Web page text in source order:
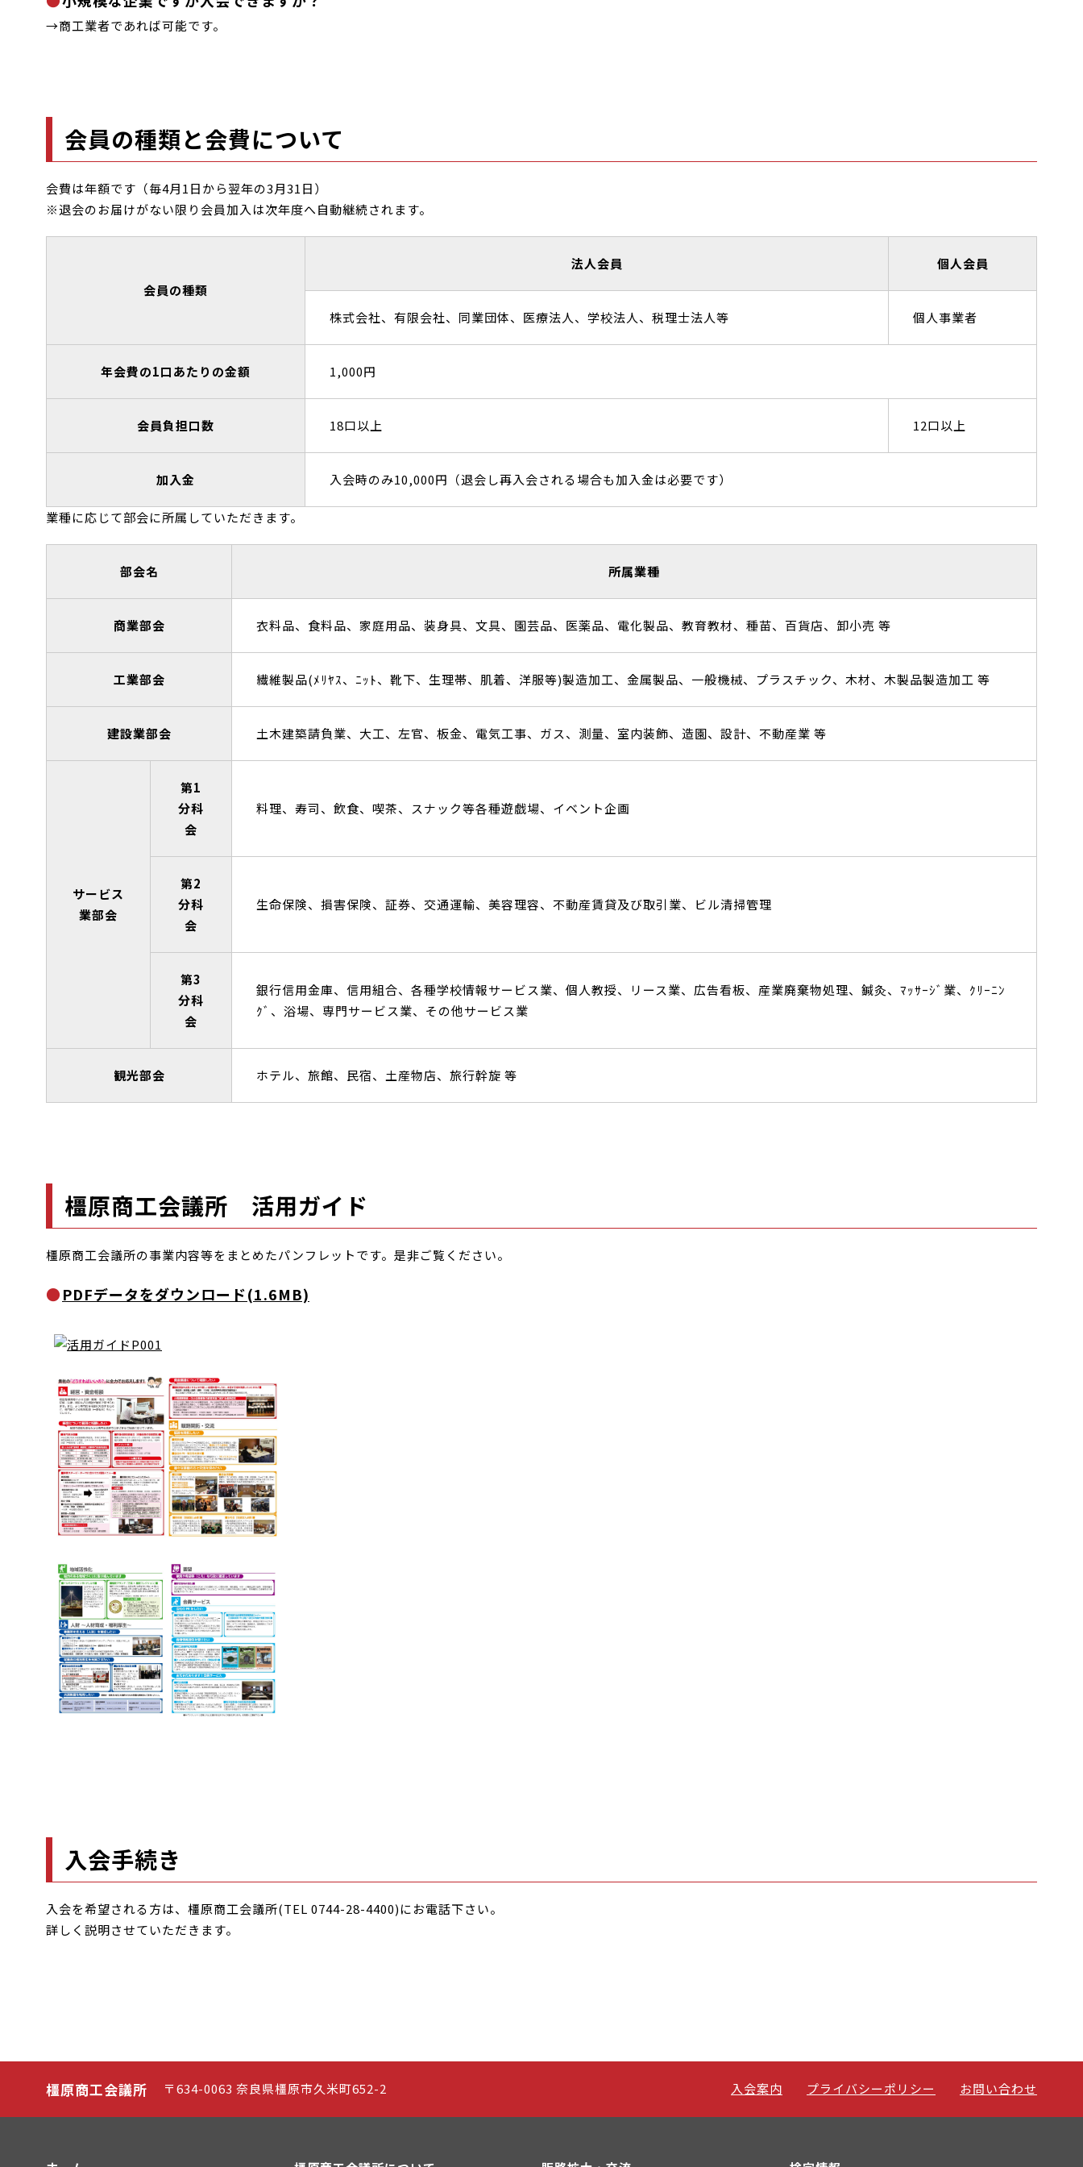
→商工業者であれば可能です。
会員の種類と会費について
会費は年額です（毎4月1日から翌年の3月31日）
※退会のお届けがない限り会員加入は次年度へ自動継続されます。
会員の種類
法人会員 個人会員
株式会社、有限会社、同業団体、医療法人、学校法人、税理士法人等 個人事業者
年会費の1口あたりの金額 1,000円
会員負担口数 18口以上 12口以上
加入金 入会時のみ10,000円（退会し再入会される場合も加入金は必要です）
業種に応じて部会に所属していただきます。
部会名 所属業種
商業部会 衣料品、食料品、家庭用品、装身具、文具、園芸品、医薬品、電化製品、教育教材、種苗、百貨店、卸小売 等
工業部会 繊維製品(ﾒﾘﾔｽ、ﾆｯﾄ、靴下、生理帯、肌着、洋服等)製造加工、金属製品、一般機械、プラスチック、木材、木製品製造加工 等
建設業部会 土木建築請負業、大工、左官、板金、電気工事、ガス、測量、室内装飾、造園、設計、不動産業 等
サービス
業部会
第1
分科
会
料理、寿司、飲食、喫茶、スナック等各種遊戯場、イベント企画
第2
分科
会
生命保険、損害保険、証券、交通運輸、美容理容、不動産賃貸及び取引業、ビル清掃管理
第3
分科
会
銀行信用金庫、信用組合、各種学校情報サービス業、個人教授、リース業、広告看板、産業廃棄物処理、鍼灸、ﾏｯｻｰｼﾞ業、ｸﾘｰﾆﾝ
ｸﾞ、浴場、専門サービス業、その他サービス業
観光部会 ホテル、旅館、民宿、土産物店、旅行幹旋 等
橿原商工会議所 活用ガイド
橿原商工会議所の事業内容等をまとめたパンフレットです。是非ご覧ください。
PDFデータをダウンロード(1.6MB)
入会手続き
入会を希望される方は、橿原商工会議所(TEL 0744-28-4400)にお電話下さい。
詳しく説明させていただきます。
橿原商工会議所 〒634-0063 奈良県橿原市久米町652-2 入会案内 プライバシーポリシー お問い合わせ